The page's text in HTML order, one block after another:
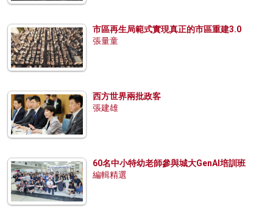
市區再生局範式實現真正的市區重建3.0
張量童
西方世界兩批政客
張建雄
60名中小特幼老師參與城大GenAI培訓班
編輯精選